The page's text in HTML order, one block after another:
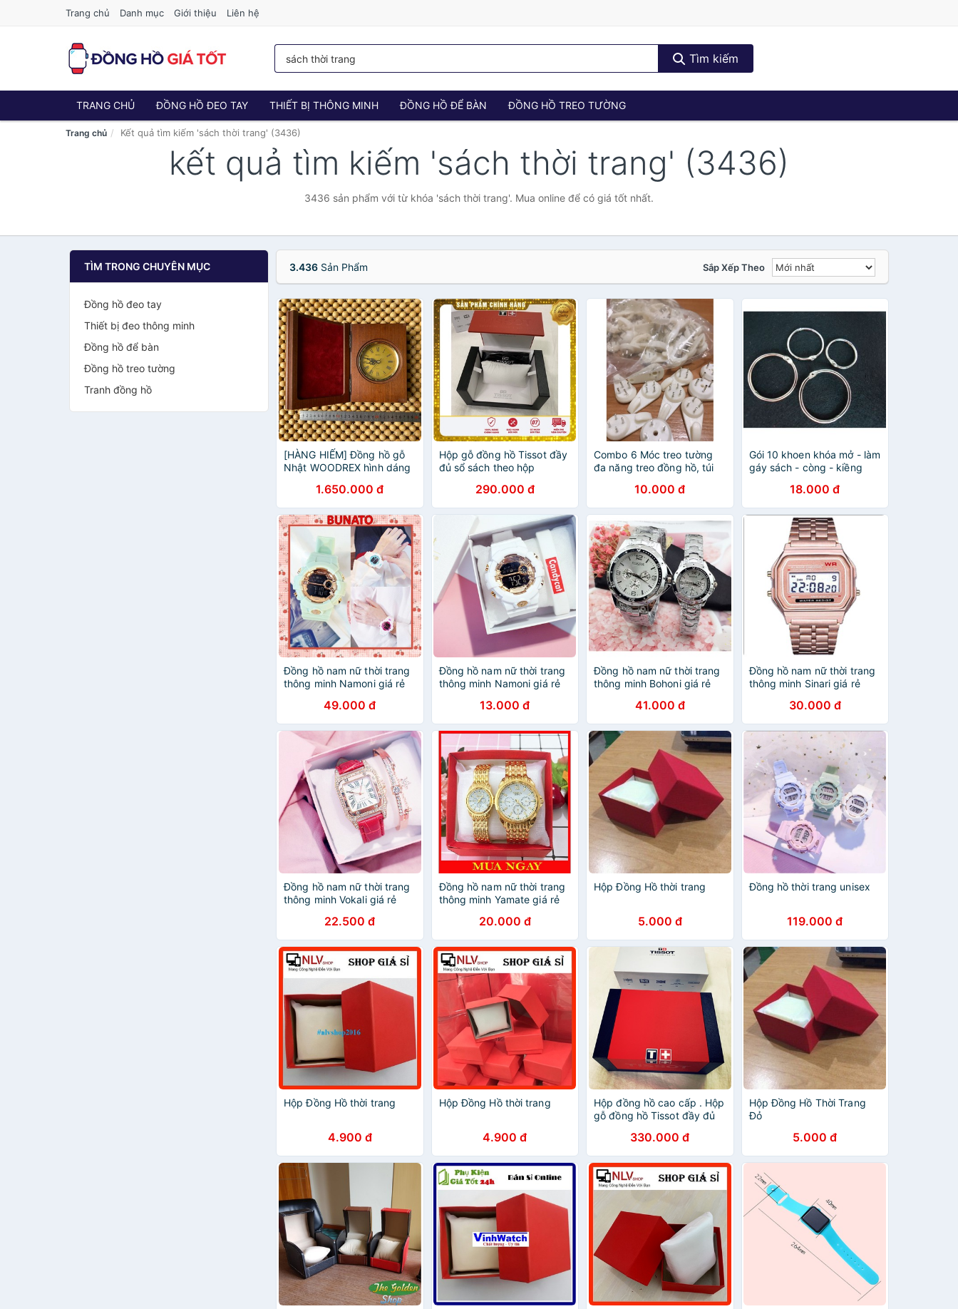
Trang chủ Danh mục Giới thiệu Liên hệ
Tìm kiếm
TRANG CHỦ ĐỒNG HỒ ĐEO TAY THIẾT BỊ THÔNG MINH ĐỒNG HỒ ĐỂ BÀN ĐỒNG HỒ TREO TƯỜNG
Trang chủ Kết quả tìm kiếm 'sách thời trang' (3436)
kết quả tìm kiếm 'sách thời trang' (3436)
3436 sản phẩm với từ khóa 'sách thời trang'. Mua online để có giá tốt nhất.
TÌM TRONG CHUYÊN MỤC
Đồng hồ đeo tay
Thiết bị đeo thông minh
Đồng hồ để bàn
Đồng hồ treo tường
Tranh đồng hồ
3.436 Sản Phẩm Sắp Xếp Theo
[HÀNG HIẾM] Đồng hồ gỗ
Nhật WOODREX hình dáng
1.650.000 đ
Hộp gỗ đồng hồ Tissot đầy
đủ sổ sách theo hộp
290.000 đ
Combo 6 Móc treo tường
đa năng treo đồng hồ, túi
10.000 đ
Gói 10 khoen khóa mở - làm
gáy sách - còng - kiềng
18.000 đ
Đồng hồ nam nữ thời trang
thông minh Namoni giá rẻ
49.000 đ
Đồng hồ nam nữ thời trang
thông minh Namoni giá rẻ
13.000 đ
Đồng hồ nam nữ thời trang
thông minh Bohoni giá rẻ
41.000 đ
Đồng hồ nam nữ thời trang
thông minh Sinari giá rẻ
30.000 đ
Đồng hồ nam nữ thời trang
thông minh Vokali giá rẻ
22.500 đ
Đồng hồ nam nữ thời trang
thông minh Yamate giá rẻ
20.000 đ
Hộp Đồng Hồ thời trang
5.000 đ
Đồng hồ thời trang unisex
119.000 đ
Hộp Đồng Hồ thời trang
4.900 đ
Hộp Đồng Hồ thời trang
4.900 đ
Hộp đồng hồ cao cấp . Hộp
gỗ đồng hồ Tissot đầy đủ
330.000 đ
Hộp Đồng Hồ Thời Trang
Đỏ
5.000 đ